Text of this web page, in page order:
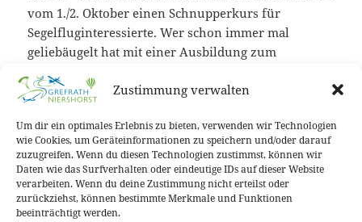
Zustimmung verwalten
Um dir ein optimales Erlebnis zu bieten, verwenden wir Technologien
wie Cookies, um Geräteinformationen zu speichern und/oder darauf
zuzugreifen. Wenn du diesen Technologien zustimmst, können wir
Daten wie das Surfverhalten oder eindeutige IDs auf dieser Website
verarbeiten. Wenn du deine Zustimmung nicht erteilst oder
zurückziehst, können bestimmte Merkmale und Funktionen
beeinträchtigt werden.
vom 1./2. Oktober einen Schnupperkurs für
Segelfluginteressierte. Wer schon immer mal
geliebäugelt hat mit einer Ausbildung zum
schnuppern. Weitere Details zum Ablauf und den
Grenzland e.V.
Veröffentlicht
am
21. August 2016 Autor
Torsten Beyer Kategorien
News
Schlagwörter
Schnupperkurs